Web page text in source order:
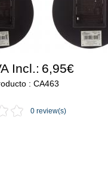
Incl.: 6,95€
: CA463
0 review(s)